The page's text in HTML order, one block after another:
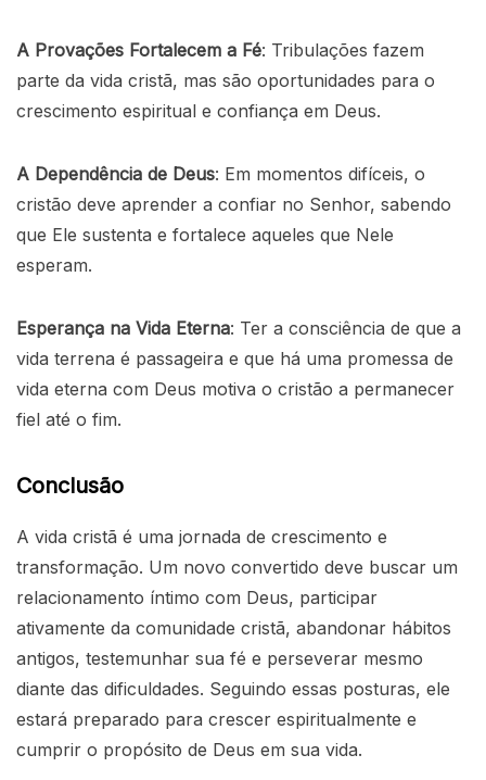
A Provações Fortalecem a Fé: Tribulações fazem
parte da vida cristã, mas são oportunidades para o
crescimento espiritual e confiança em Deus.
A Dependência de Deus: Em momentos difíceis, o
cristão deve aprender a confiar no Senhor, sabendo
que Ele sustenta e fortalece aqueles que Nele
esperam.
Esperança na Vida Eterna: Ter a consciência de que a
vida terrena é passageira e que há uma promessa de
vida eterna com Deus motiva o cristão a permanecer
fiel até o fim.
Conclusão
A vida cristã é uma jornada de crescimento e
transformação. Um novo convertido deve buscar um
relacionamento íntimo com Deus, participar
ativamente da comunidade cristã, abandonar hábitos
antigos, testemunhar sua fé e perseverar mesmo
diante das dificuldades. Seguindo essas posturas, ele
estará preparado para crescer espiritualmente e
cumprir o propósito de Deus em sua vida.